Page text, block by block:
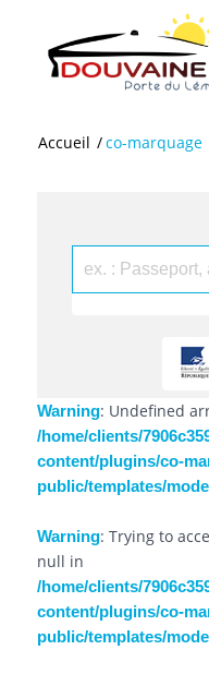
Accueil /co-marquage
Warning: Undefined
/home/clients/
content/plugins/co-
public/templates/
Warning: Trying to
null in
/home/clients/
content/plugins/co-
public/templates/